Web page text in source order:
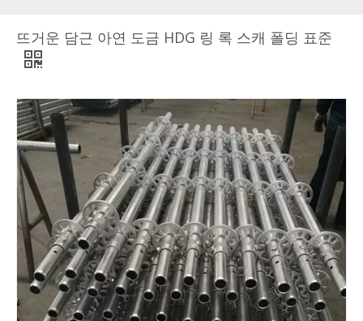
뜨거운 담근 아연 도금 HDG 링 록 스캐 폴딩 표준